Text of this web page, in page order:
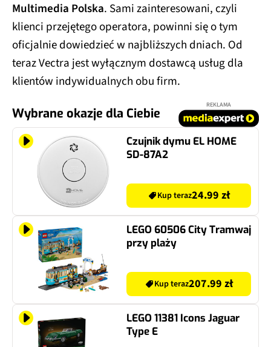
Multimedia Polska. Sami zainteresowani, czyli
klienci przejętego operatora, powinni się o tym
oficjalnie dowiedzieć w najbliższych dniach. Od
teraz Vectra jest wyłącznym dostawcą usług dla
klientów indywidualnych obu firm.
Wybrane okazje dla Ciebie
REKLAMA
Czujnik dymu EL HOME
SD-87A2
Kup teraz24.99 zł
LEGO 60506 City Tramwaj
przy plaży
Kup teraz207.99 zł
LEGO 11381 Icons Jaguar
Type E